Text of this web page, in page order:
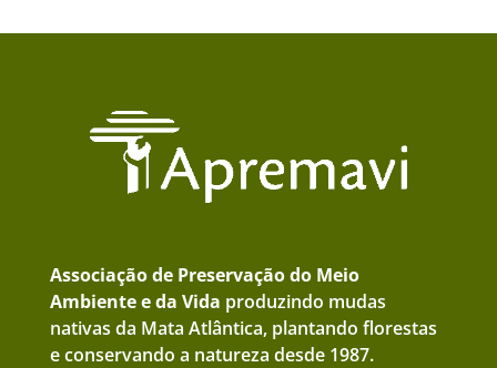
Associação de Preservação do Meio
Ambiente e da Vida produzindo mudas
nativas da Mata Atlântica, plantando florestas
e conservando a natureza desde 1987.